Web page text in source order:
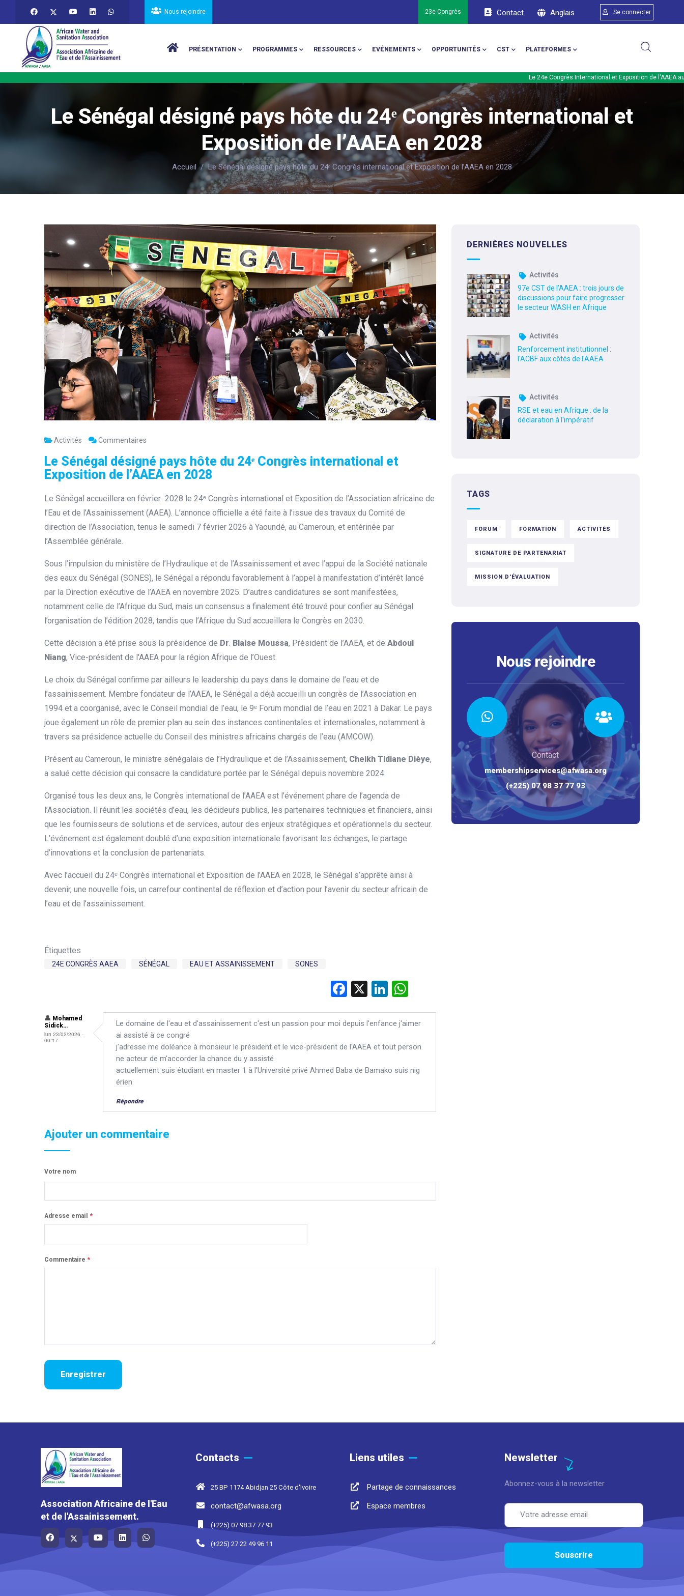
Aller au contenu principal
Nous rejoindre 23e Congrès Contact Anglais Menu du
Se connecter
Main navigation
PRÉSENTATION PROGRAMMES RESSOURCES EVÉNEMENTS OPPORTUNITÉS CST PLATEFORMES
Le 24e Congrès International et Exposition de l'AAEA aura lieu en
Le Sénégal désigné pays hôte du 24ᵉ Congrès international et
Exposition de l’AAEA en 2028
Accueil / Le Sénégal désigné pays hôte du 24ᵉ Congrès international et Exposition de l’AAEA en 2028
Activités Commentaires
Le Sénégal désigné pays hôte du 24ᵉ Congrès international et
Exposition de l’AAEA en 2028
Le Sénégal accueillera en février 2028 le 24ᵉ Congrès international et Exposition de l’Association africaine de
l’Eau et de l’Assainissement (AAEA). L’annonce officielle a été faite à l’issue des travaux du Comité de
direction de l’Association, tenus le samedi 7 février 2026 à Yaoundé, au Cameroun, et entérinée par
l’Assemblée générale.
Sous l’impulsion du ministère de l’Hydraulique et de l’Assainissement et avec l’appui de la Société nationale
des eaux du Sénégal (SONES), le Sénégal a répondu favorablement à l’appel à manifestation d’intérêt lancé
par la Direction exécutive de l’AAEA en novembre 2025. D’autres candidatures se sont manifestées,
notamment celle de l’Afrique du Sud, mais un consensus a finalement été trouvé pour confier au Sénégal
l’organisation de l’édition 2028, tandis que l’Afrique du Sud accueillera le Congrès en 2030.
Cette décision a été prise sous la présidence de Dr. Blaise Moussa, Président de l’AAEA, et de Abdoul
Niang, Vice-président de l'AAEA pour la région Afrique de l’Ouest.
Le choix du Sénégal confirme par ailleurs le leadership du pays dans le domaine de l’eau et de
l’assainissement. Membre fondateur de l’AAEA, le Sénégal a déjà accueilli un congrès de l’Association en
1994 et a coorganisé, avec le Conseil mondial de l’eau, le 9ᵉ Forum mondial de l’eau en 2021 à Dakar. Le pays
joue également un rôle de premier plan au sein des instances continentales et internationales, notamment à
travers sa présidence actuelle du Conseil des ministres africains chargés de l’eau (AMCOW).
Présent au Cameroun, le ministre sénégalais de l’Hydraulique et de l’Assainissement, Cheikh Tidiane Dièye,
a salué cette décision qui consacre la candidature portée par le Sénégal depuis novembre 2024.
Organisé tous les deux ans, le Congrès international de l’AAEA est l’événement phare de l’agenda de
l’Association. Il réunit les sociétés d’eau, les décideurs publics, les partenaires techniques et financiers, ainsi
que les fournisseurs de solutions et de services, autour des enjeux stratégiques et opérationnels du secteur.
L’événement est également doublé d’une exposition internationale favorisant les échanges, le partage
d’innovations et la conclusion de partenariats.
Avec l’accueil du 24ᵉ Congrès international et Exposition de l’AAEA en 2028, le Sénégal s’apprête ainsi à
devenir, une nouvelle fois, un carrefour continental de réflexion et d’action pour l’avenir du secteur africain de
l’eau et de l’assainissement.
Étiquettes
24E CONGRÈS AAEA SÉNÉGAL EAU ET ASSAINISSEMENT SONES
Facebook LinkedIn
Mohamed
Sidick…
lun 23/02/2026 -
00:17
Le domaine de l'eau et d'assainissement c'est un passion pour moi depuis l'enfance j'aimer
ai assisté à ce congré
j'adresse me doléance à monsieur le président et le vice-président de l'AAEA et tout person
ne acteur de m'accorder la chance du y assisté
actuellement suis étudiant en master 1 à l'Université privé Ahmed Baba de Bamako suis nig
érien
Répondre
Ajouter un commentaire
Votre nom
Adresse email
Commentaire
DERNIÈRES NOUVELLES
Activités
97e CST de l’AAEA : trois jours de
discussions pour faire progresser
le secteur WASH en Afrique
Activités
Renforcement institutionnel :
l'ACBF aux côtés de l'AAEA
Activités
RSE et eau en Afrique : de la
déclaration à l'impératif
TAGS
FORUM FORMATION ACTIVITÉS
SIGNATURE DE PARTENARIAT
MISSION D'ÉVALUATION
Nous rejoindre
Contact
membershipservices@afwasa.org
(+225) 07 98 37 77 93
Association Africaine de l'Eau
et de l'Assainissement.
Contacts
25 BP 1174 Abidjan 25 Côte d'Ivoire
contact@afwasa.org
(+225) 07 98 37 77 93
(+225) 27 22 49 96 11
Liens utiles
Partage de connaissances
Espace membres
Newsletter
Abonnez-vous à la newsletter
Email